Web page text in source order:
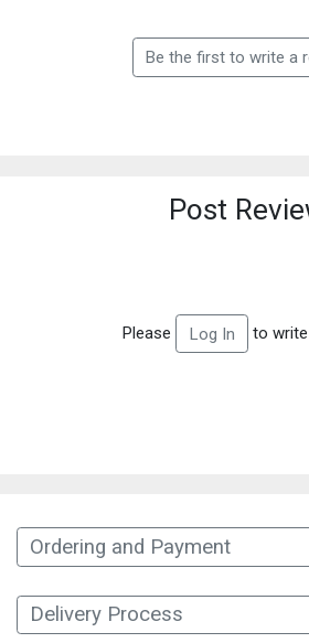
Be the first to write a
Post
Please Log In to
Ordering and Payment
Delivery Process